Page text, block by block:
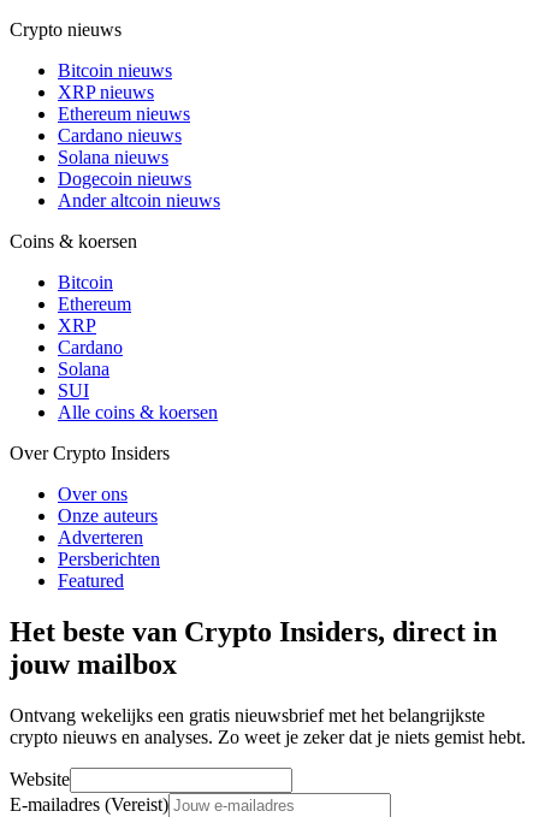
Crypto nieuws
Bitcoin nieuws
XRP nieuws
Ethereum nieuws
Cardano nieuws
Solana nieuws
Dogecoin nieuws
Ander altcoin nieuws
Coins & koersen
Bitcoin
Ethereum
XRP
Cardano
Solana
SUI
Alle coins & koersen
Over Crypto Insiders
Over ons
Onze auteurs
Adverteren
Persberichten
Featured
Het beste van Crypto Insiders, direct in
jouw mailbox
Ontvang wekelijks een gratis nieuwsbrief met het belangrijkste
crypto nieuws en analyses. Zo weet je zeker dat je niets gemist hebt.
Website
E-mailadres (Vereist)